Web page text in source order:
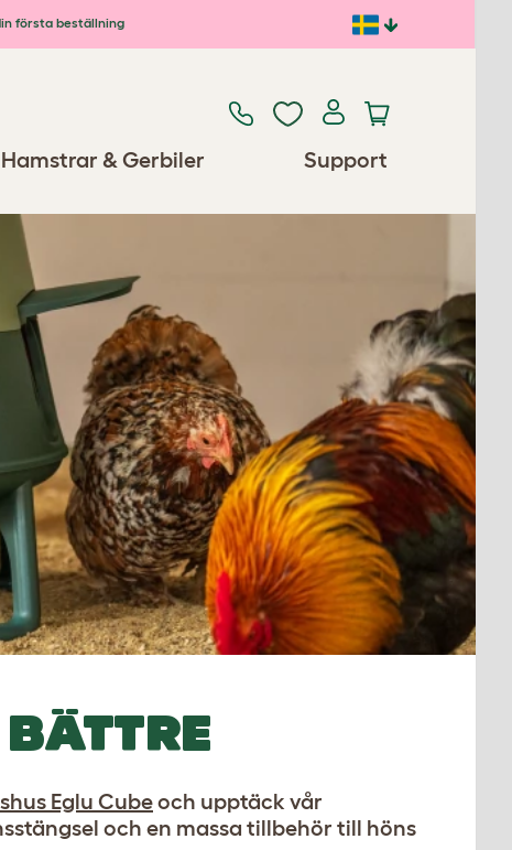
första beställning
Hamstrar & Gerbiler Support
Eglu Cubeoch upptäck vår
och en massa tillbehör till höns